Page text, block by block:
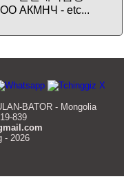
АКМНЧ - etc...
BATOR - Mongolia
839
- 2026